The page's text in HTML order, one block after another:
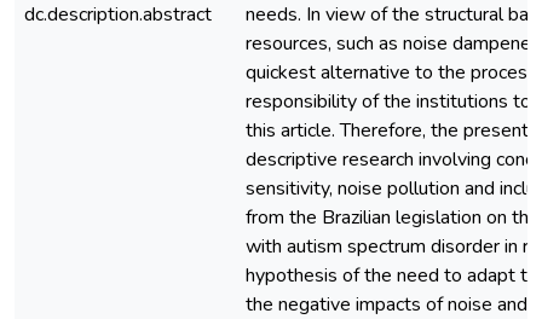
dc.description.abstract
needs. In view of the structural
resources, such as noise
quickest alternative to the
responsibility of the institutions to
this article. Therefore, the present
descriptive research involving
sensitivity, noise pollution and
from the Brazilian legislation on
with autism spectrum disorder in
hypothesis of the need to adapt
the negative impacts of noise and